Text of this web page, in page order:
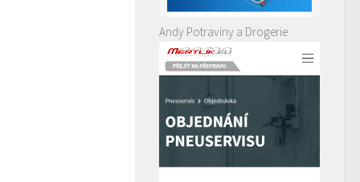
Andy Potraviny a Drogerie